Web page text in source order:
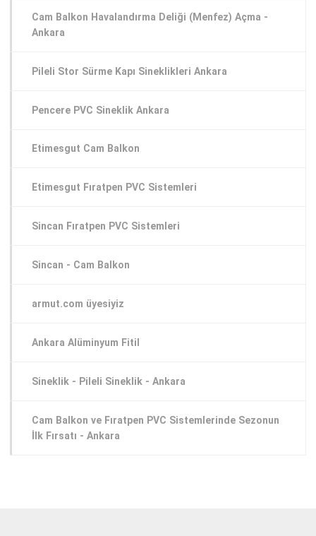
Cam Balkon Havalandırma Deliği (Menfez) Açma -
Ankara
Pileli Stor Sürme Kapı Sineklikleri Ankara
Pencere PVC Sineklik Ankara
Etimesgut Cam Balkon
Etimesgut Fıratpen PVC Sistemleri
Sincan Fıratpen PVC Sistemleri
Sincan - Cam Balkon
armut.com üyesiyiz
Ankara Alüminyum Fitil
Sineklik - Pileli Sineklik - Ankara
Cam Balkon ve Fıratpen PVC Sistemlerinde Sezonun
İlk Fırsatı - Ankara